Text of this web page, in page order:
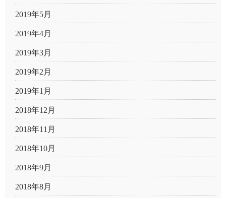
2019年5月
2019年4月
2019年3月
2019年2月
2019年1月
2018年12月
2018年11月
2018年10月
2018年9月
2018年8月